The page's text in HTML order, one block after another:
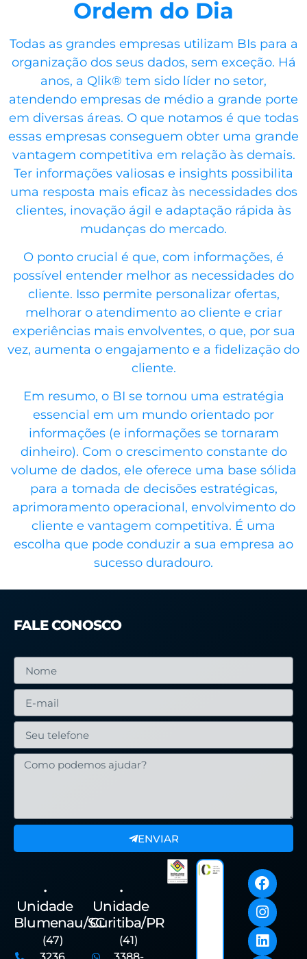
Ordem do Dia
Todas as grandes empresas utilizam BIs para a
organização dos seus dados, sem exceção. Há
anos, a Qlik® tem sido líder no setor,
atendendo empresas de médio a grande porte
em diversas áreas. O que notamos é que todas
essas empresas conseguem obter uma grande
vantagem competitiva em relação às demais.
Ter informações valiosas e insights possibilita
uma resposta mais eficaz às necessidades dos
clientes, inovação ágil e adaptação rápida às
mudanças do mercado.
O ponto crucial é que, com informações, é
possível entender melhor as necessidades do
cliente. Isso permite personalizar ofertas,
melhorar o atendimento ao cliente e criar
experiências mais envolventes, o que, por sua
vez, aumenta o engajamento e a fidelização do
cliente.
Em resumo, o BI se tornou uma estratégia
essencial em um mundo orientado por
informações (e informações se tornaram
dinheiro). Com o crescimento constante do
volume de dados, ele oferece uma base sólida
para a tomada de decisões estratégicas,
aprimoramento operacional, envolvimento do
cliente e vantagem competitiva. É uma
escolha que pode conduzir a sua empresa ao
sucesso duradouro.
FALE CONOSCO
ENVIAR
•
Unidade
Blumenau/SC
(47)
3236
•
Unidade
Curitiba/PR
(41)
3388-